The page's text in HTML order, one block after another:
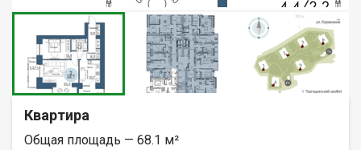
Квартира
Общая площадь — 68.1 м²